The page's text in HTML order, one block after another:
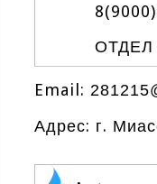
8(9000)
Email:
Адрес: г.